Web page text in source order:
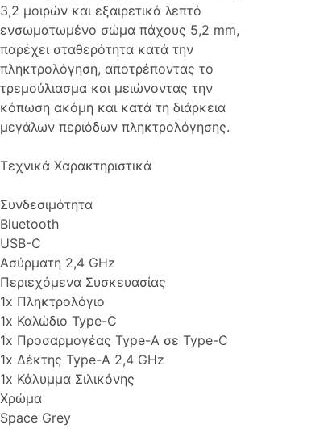
3,2 μοιρών και εξαιρετικά λεπτό
ενσωματωμένο σώμα πάχους 5,2 mm,
παρέχει σταθερότητα κατά την
πληκτρολόγηση, αποτρέποντας το
τρεμούλιασμα και μειώνοντας την
κόπωση ακόμη και κατά τη διάρκεια
μεγάλων περιόδων πληκτρολόγησης.
Τεχνικά Χαρακτηριστικά
Συνδεσιμότητα
Bluetooth
USB-C
Ασύρματη 2,4 GHz
Περιεχόμενα Συσκευασίας
1x Πληκτρολόγιο
1x Καλώδιο Type-C
1x Προσαρμογέας Type-A σε Type-C
1x Δέκτης Type-A 2,4 GHz
1x Κάλυμμα Σιλικόνης
Χρώμα
Space Grey